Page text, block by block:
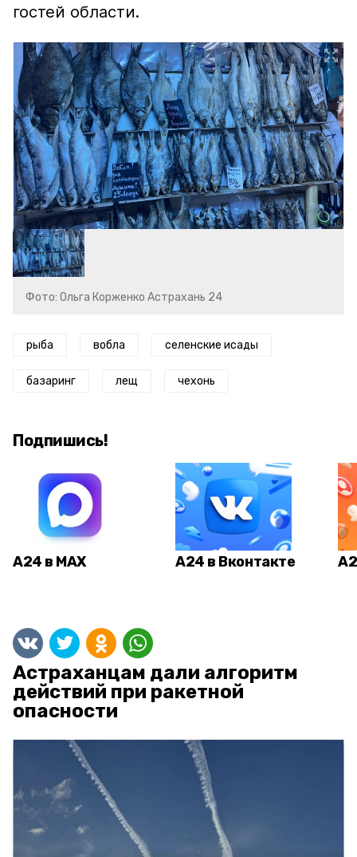
гостей области.
Фото: Ольга Корженко Астрахань 24
рыба вобла селенские исады
базаринг лещ чехонь
Подпишись!
А24 в MAX А24 в Вконтакте
Астраханцам дали алгоритм
действий при ракетной
опасности